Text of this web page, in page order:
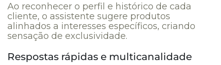
Ao reconhecer o perfil e histórico de cada
cliente, o assistente sugere produtos
alinhados a interesses específicos, criando
sensação de exclusividade.
Respostas rápidas e multicanalidade